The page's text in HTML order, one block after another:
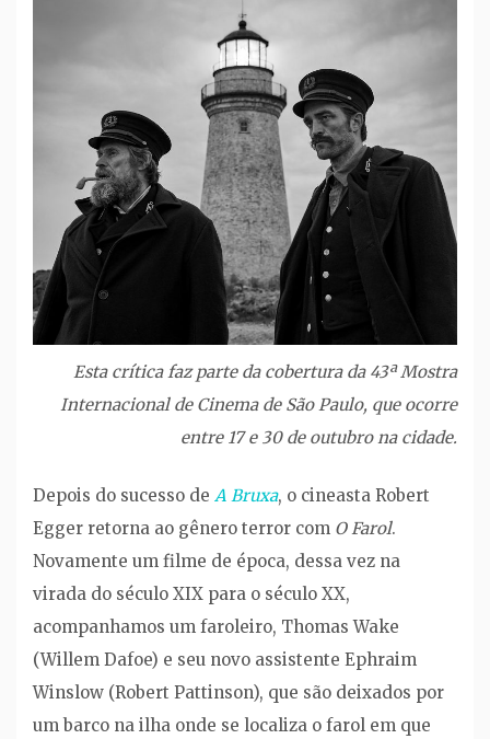
Esta crítica faz parte da cobertura da 43ª Mostra
Internacional de Cinema de São Paulo, que ocorre
entre 17 e 30 de outubro na cidade.
Depois do sucesso de A Bruxa, o cineasta Robert
Egger retorna ao gênero terror com O Farol.
Novamente um filme de época, dessa vez na
virada do século XIX para o século XX,
acompanhamos um faroleiro, Thomas Wake
(Willem Dafoe) e seu novo assistente Ephraim
Winslow (Robert Pattinson), que são deixados por
um barco na ilha onde se localiza o farol em que